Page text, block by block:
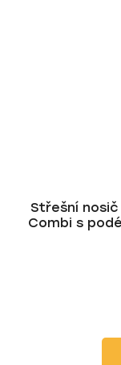
Střešní
Combi s